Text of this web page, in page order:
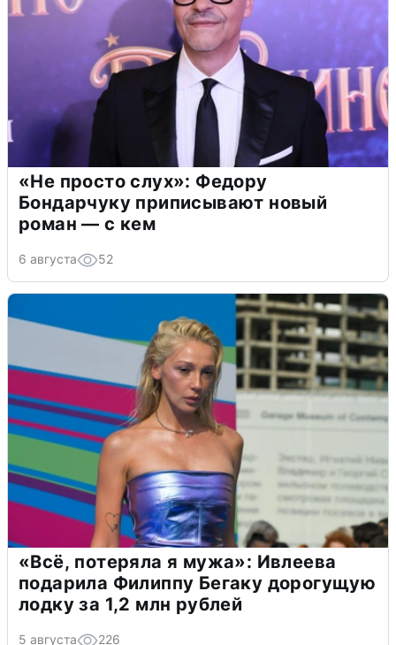
«Не просто слух»: Федору
Бондарчуку приписывают новый
роман — с кем
6 августа 52
«Всё, потеряла я мужа»: Ивлеева
подарила Филиппу Бегаку дорогущую
лодку за 1,2 млн рублей
5 августа 226